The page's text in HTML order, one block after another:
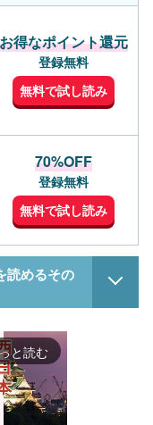
お得なポイント還元
登録無料
無料で試し読み
70%OFF
登録無料
無料で試し読み
読めるその
と読む